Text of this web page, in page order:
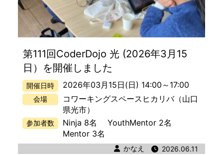
第111回CoderDojo 光 (2026年3月15
日）を開催しました
開催日時 2026年03月15日(日) 14:00 ～ 17:00
会場 コワーキングスペースヒカリバ（山口
県光市）
参加者数 Ninja 8名
YouthMentor 2名
Mentor 3名
著者
かなえ 公開日時
2026.06.11